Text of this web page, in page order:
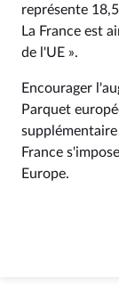
représente
La France est
de l'UE ».
Encourager
Parquet
France
Europe.